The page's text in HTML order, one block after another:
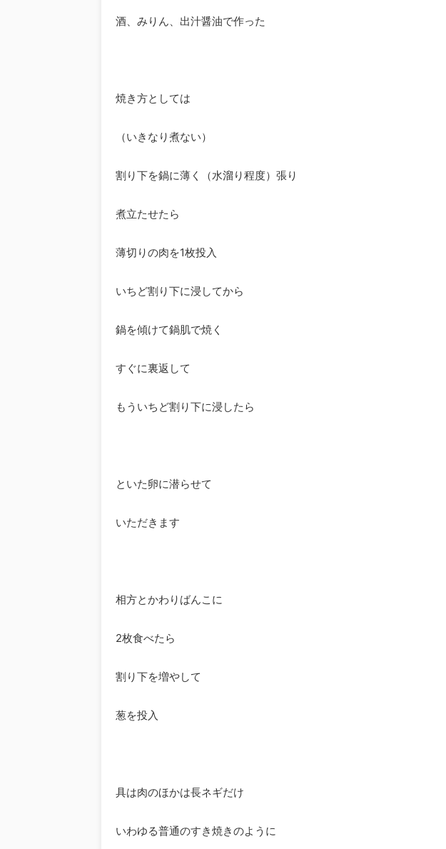
酒、みりん、出汁醤油で作った
焼き方としては
（いきなり煮ない）
割り下を鍋に薄く（水溜り程度）張り
煮立たせたら
薄切りの肉を1枚投入
いちど割り下に浸してから
鍋を傾けて鍋肌で焼く
すぐに裏返して
もういちど割り下に浸したら
といた卵に潜らせて
いただきます
相方とかわりばんこに
2枚食べたら
割り下を増やして
葱を投入
具は肉のほかは長ネギだけ
いわゆる普通のすき焼きのように